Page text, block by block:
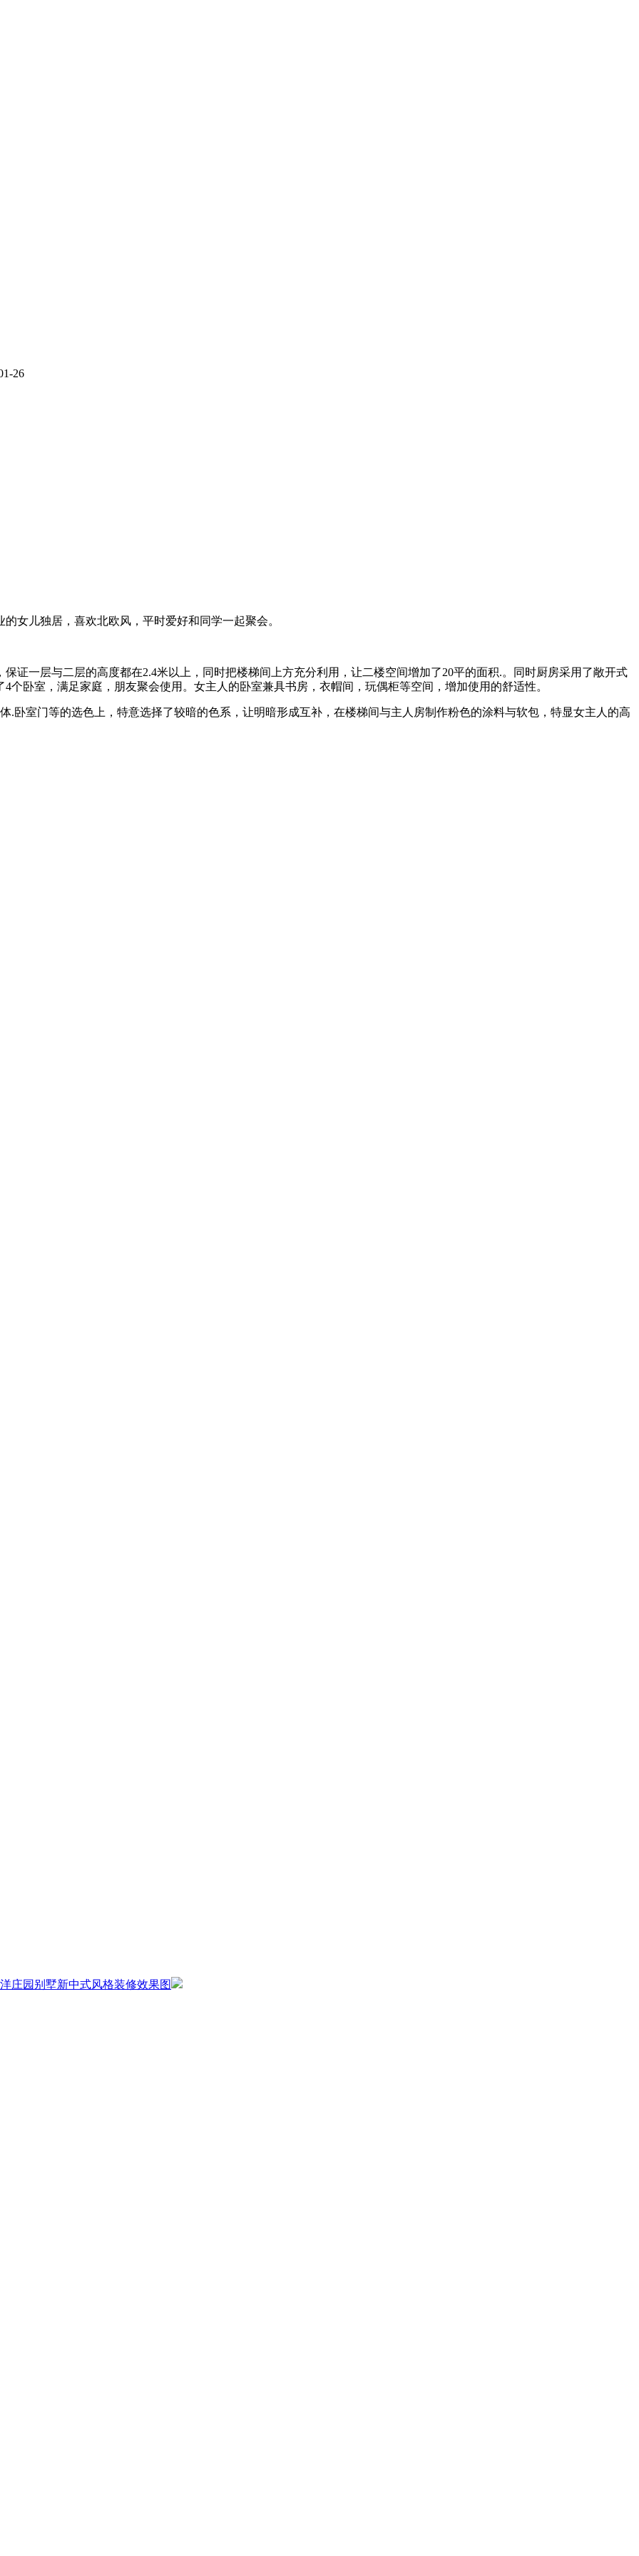
26
女儿独居，喜欢北欧风，平时爱好和同学一起聚会。
保证一层与二层的高度都在2.4米以上，同时把楼梯间上方充分利用，让二楼空间增加了20平的面积.。同时厨房采用了敞开式
4个卧室，满足家庭，朋友聚会使用。女主人的卧室兼具书房，衣帽间，玩偶柜等空间，增加使用的舒适性。
.卧室门等的选色上，特意选择了较暗的色系，让明暗形成互补，在楼梯间与主人房制作粉色的涂料与软包，特显女主人的高
庄园别墅新中式风格装修效果图